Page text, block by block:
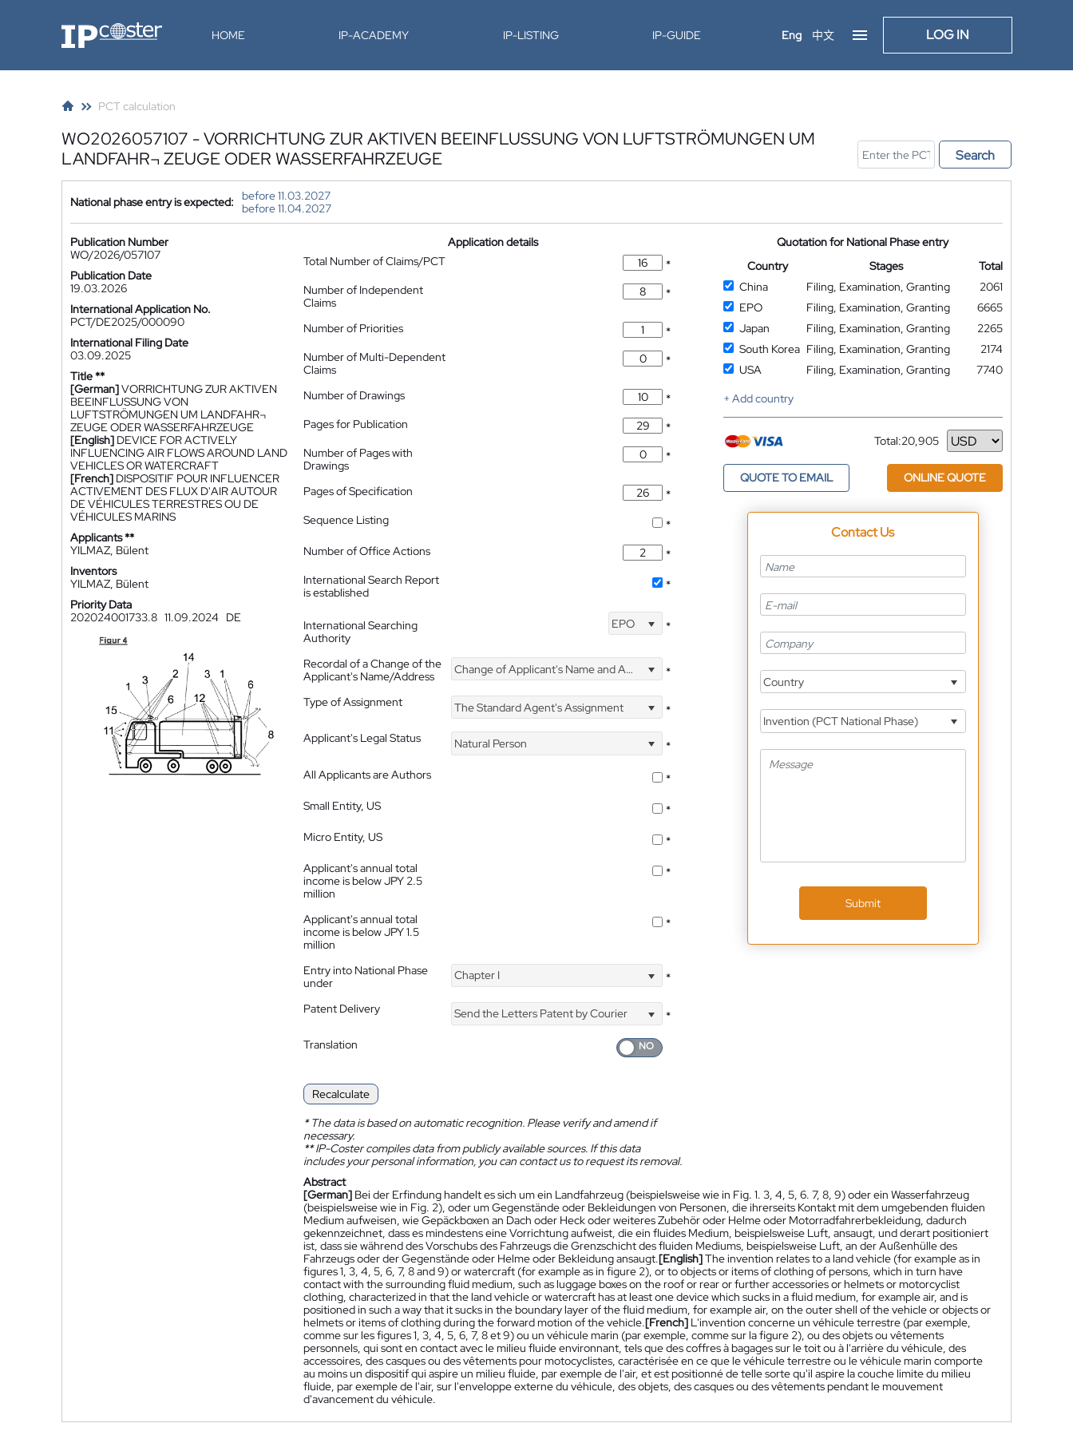
IP-Coster HOME IP-ACADEMY IP-LISTING IP-GUIDE Eng 中文 LOG IN
PCT calculation
WO2026057107 - VORRICHTUNG ZUR AKTIVEN BEEINFLUSSUNG VON LUFTSTRÖMUNGEN UM
LANDFAHR¬ ZEUGE ODER WASSERFAHRZEUGE
Search
National phase entry is expected:
before 11.03.2027
before 11.04.2027
Publication Number
WO/2026/057107
Publication Date
19.03.2026
International Application No.
PCT/DE2025/000090
International Filing Date
03.09.2025
Title **
[German]VORRICHTUNG ZUR AKTIVEN
BEEINFLUSSUNG VON
LUFTSTRÖMUNGEN UM LANDFAHR¬
ZEUGE ODER WASSERFAHRZEUGE
[English] DEVICE FOR ACTIVELY
INFLUENCING AIR FLOWS AROUND LAND
VEHICLES OR WATERCRAFT
[French] DISPOSITIF POUR INFLUENCER
ACTIVEMENT DES FLUX D'AIR AUTOUR
DE VÉHICULES TERRESTRES OU DE
VÉHICULES MARINS
Applicants **
YILMAZ, Bülent
Inventors
YILMAZ, Bülent
Priority Data
202024001733.8 11.09.2024 DE
Application details
Total Number of Claims/PCT
*
Number of Independent
Claims
*
Number of Priorities
*
Number of Multi-Dependent
Claims
*
Number of Drawings
*
Pages for Publication
*
Number of Pages with
Drawings
*
Pages of Specification
*
Sequence Listing
*
Number of Office Actions
*
International Search Report
is established
*
International Searching
Authority
EPO *
Recordal of a Change of the
Applicant's Name/Address
Change of Applicant's Name and Address *
Type of Assignment The Standard Agent's Assignment
*
Applicant's Legal Status
Natural Person
*
All Applicants are Authors
*
Small Entity, US
*
Micro Entity, US
*
Applicant's annual total
income is below JPY 2.5
million
*
Applicant's annual total
income is below JPY 1.5
million
*
Entry into National Phase
under
Chapter I *
Patent Delivery Send the Letters Patent by Courier
*
Translation
Recalculate
*The data is based on automatic recognition. Please verify and amend if
necessary.
**IP-Coster compiles data from publicly available sources. If this data
includes your personal information, you can contact us to request its removal.
Quotation for National Phase entry
Country
Stages
Total
China
Filing, Examination, Granting
2061
EPO
Filing, Examination, Granting
6665
Japan
Filing, Examination, Granting
2265
South Korea Filing, Examination, Granting
2174
USA
Filing, Examination, Granting
7740
+ Add country
Total:20,905
Currency
QUOTE TO EMAIL ONLINE QUOTE
Contact Us
Country
Invention (PCT National Phase)
Submit
Abstract
[German] Bei der Erfindung handelt es sich um ein Landfahrzeug (beispielsweise wie in Fig. 1. 3, 4, 5, 6. 7, 8, 9) oder ein Wasserfahrzeug
(beispielsweise wie in Fig. 2), oder um Gegenstände oder Bekleidungen von Personen, die ihrerseits Kontakt mit dem umgebenden fluiden
Medium aufweisen, wie Gepäckboxen an Dach oder Heck oder weiteres Zubehör oder Helme oder Motorradfahrerbekleidung, dadurch
gekennzeichnet, dass es mindestens eine Vorrichtung aufweist, die ein fluides Medium, beispielsweise Luft, ansaugt, und derart positioniert
ist, dass sie während des Vorschubs des Fahrzeugs die Grenzschicht des fluiden Mediums, beispielsweise Luft, an der Außenhülle des
Fahrzeugs oder der Gegenstände oder Helme oder Bekleidung ansaugt.[English]The invention relates to a land vehicle (for example as in
figures 1, 3, 4, 5, 6, 7, 8 and 9) or watercraft (for example as in figure 2), or to objects or items of clothing of persons, which in turn have
contact with the surrounding fluid medium, such as luggage boxes on the roof or rear or further accessories or helmets or motorcyclist
clothing, characterized in that the land vehicle or watercraft has at least one device which sucks in a fluid medium, for example air, and is
positioned in such a way that it sucks in the boundary layer of the fluid medium, for example air, on the outer shell of the vehicle or objects or
helmets or items of clothing during the forward motion of the vehicle.[French] L'invention concerne un véhicule terrestre (par exemple,
comme sur les figures 1, 3, 4, 5, 6, 7, 8 et 9) ou un véhicule marin (par exemple, comme sur la figure 2), ou des objets ou vêtements
personnels, qui sont en contact avec le milieu fluide environnant, tels que des coffres à bagages sur le toit ou à l'arrière du véhicule, des
accessoires, des casques ou des vêtements pour motocyclistes, caractérisée en ce que le véhicule terrestre ou le véhicule marin comporte
au moins un dispositif qui aspire un milieu fluide, par exemple de l'air, et est positionné de telle sorte qu'il aspire la couche limite du milieu
fluide, par exemple de l'air, sur l'enveloppe externe du véhicule, des objets, des casques ou des vêtements pendant le mouvement
d'avancement du véhicule.